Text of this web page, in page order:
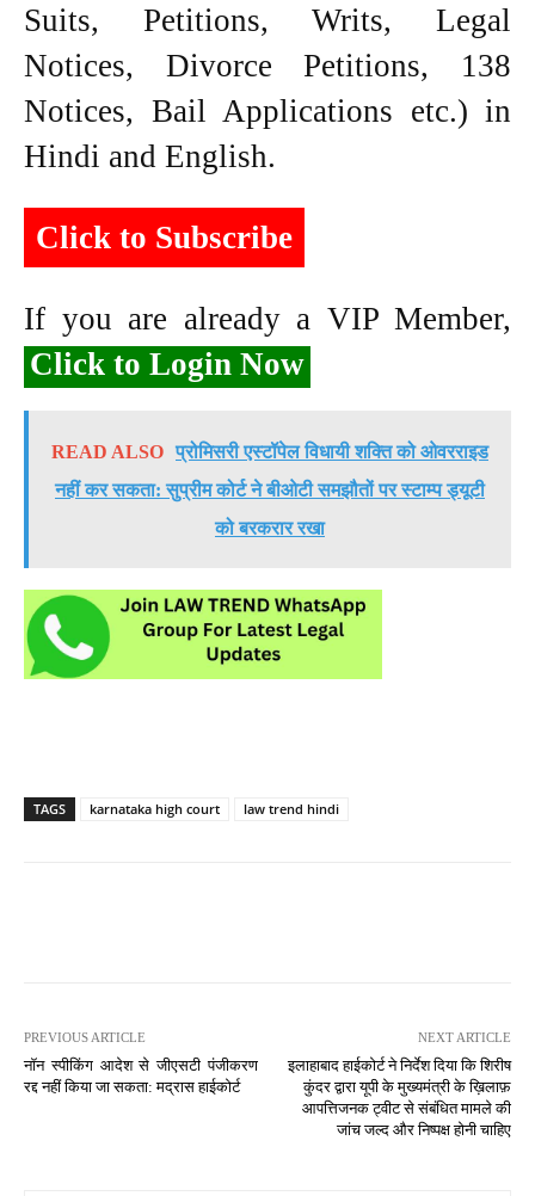
Suits, Petitions, Writs, Legal
Notices, Divorce Petitions, 138
Notices, Bail Applications etc.) in
Hindi and English.
Click to Subscribe
If you are already a VIP Member,
Click to Login Now
READ ALSO प्रोमिसरी एस्टॉपेल विधायी शक्ति को ओवरराइड
नहीं कर सकता: सुप्रीम कोर्ट ने बीओटी समझौतों पर स्टाम्प ड्यूटी
को बरकरार रखा
TAGS karnataka high court law trend hindi
PREVIOUS ARTICLE
नॉन स्पीकिंग आदेश से जीएसटी पंजीकरण
रद्द नहीं किया जा सकता: मद्रास हाईकोर्ट
NEXT ARTICLE
इलाहाबाद हाईकोर्ट ने निर्देश दिया कि शिरीष
कुंदर द्वारा यूपी के मुख्यमंत्री के ख़िलाफ़
आपत्तिजनक ट्वीट से संबंधित मामले की
जांच जल्द और निष्पक्ष होनी चाहिए